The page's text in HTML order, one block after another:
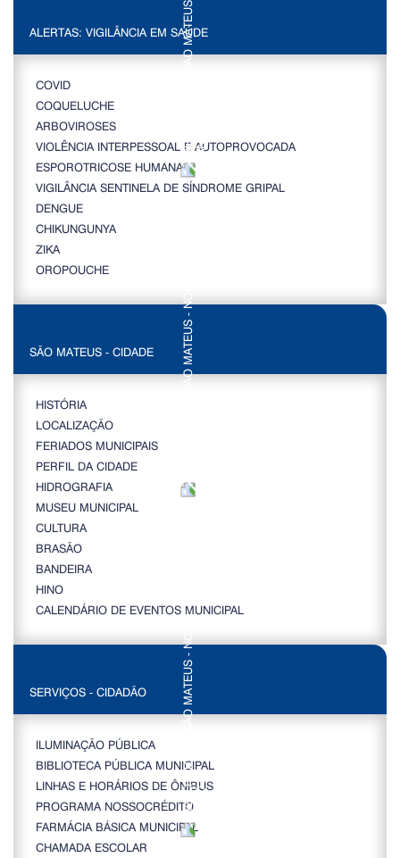
ALERTAS: VIGILÂNCIA EM SAÚDE
COVID
COQUELUCHE
ARBOVIROSES
VIOLÊNCIA INTERPESSOAL E AUTOPROVOCADA
ESPOROTRICOSE HUMANA
VIGILÂNCIA SENTINELA DE SÍNDROME GRIPAL
DENGUE
CHIKUNGUNYA
ZIKA
OROPOUCHE
SÃO MATEUS - CIDADE
HISTÓRIA
LOCALIZAÇÃO
FERIADOS MUNICIPAIS
PERFIL DA CIDADE
HIDROGRAFIA
MUSEU MUNICIPAL
CULTURA
BRASÃO
BANDEIRA
HINO
CALENDÁRIO DE EVENTOS MUNICIPAL
SERVIÇOS - CIDADÃO
ILUMINAÇÃO PÚBLICA
BIBLIOTECA PÚBLICA MUNICIPAL
LINHAS E HORÁRIOS DE ÔNIBUS
PROGRAMA NOSSOCRÉDITO
FARMÁCIA BÁSICA MUNICIPAL
CHAMADA ESCOLAR